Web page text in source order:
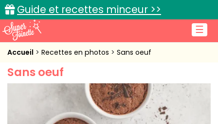
☰
Guide et recettes minceur >>
Accueil
Recettes de cuisine
L'actu cuisine
Accueil Recettes en photos Sans oeuf
Sans oeuf